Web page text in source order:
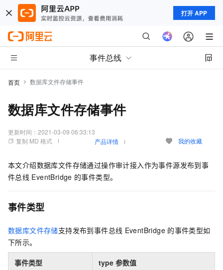
打开 APP
事件总线
首页 数据库文件存储事件
数据库文件存储事件
更新时间： 2021-03-09 06:33:13
复制 MD 格式
产品详情 我的收藏
本文介绍数据库文件存储通过操作审计接入作为事件源发布到事
件总线 EventBridge 的事件类型。
事件类型
数据库文件存储支持发布到事件总线 EventBridge 的事件类型如
下所示。
事件类型 type 参数值